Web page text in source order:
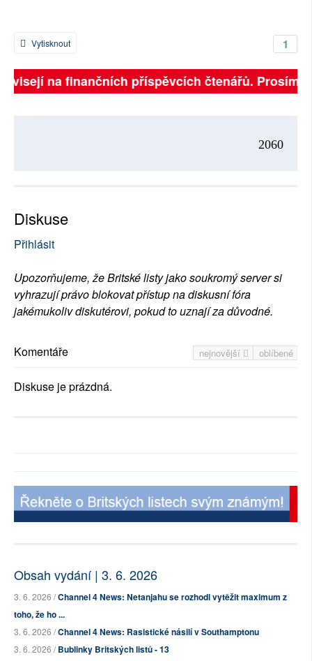
1
Vytisknout
na finančních příspěvcích čtenářů. Prosíme,
2060
Diskuse
Přihlásit
Upozorňujeme, že Britské listy jako soukromý server si
vyhrazují právo blokovat přístup na diskusní fóra
jakémukoliv diskutérovi, pokud to uznají za důvodné.
nejnovější oblíbené
Komentáře
Diskuse je prázdná.
Obsah vydání | 3. 6. 2026
3. 6. 2026 /Channel 4 News: Netanjahu se rozhodl vytěžit maximum z
toho, že ho ...
3. 6. 2026 /Channel 4 News: Rasistické násilí v Southamptonu
3. 6. 2026 /Bublinky Britských listů - 13